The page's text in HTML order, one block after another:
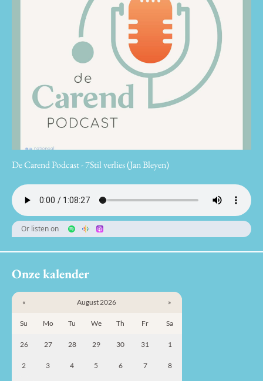
De Carend Podcast - 7Stil verlies (Jan Bleyen)
Or listen on
Onze kalender
« August 2026 »
Su Mo Tu We Th Fr Sa
26 27 28 29 30 31 1
2 3 4 5 6 7 8